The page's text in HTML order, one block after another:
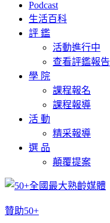
Podcast
生活百科
評 鑑
活動進行中
查看評鑑報告
學 院
課程報名
課程報導
活 動
精采報導
選 品
顛覆提案
贊助50+